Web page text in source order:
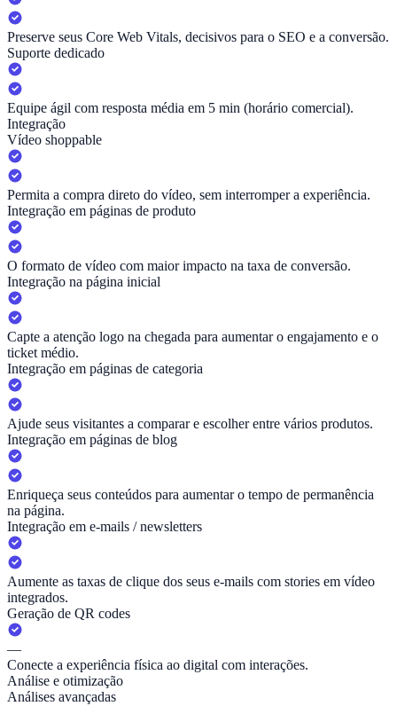
Preserve seus Core Web Vitals, decisivos para o SEO e a conversão.
Suporte dedicado
Equipe ágil com resposta média em 5 min (horário comercial).
Integração
Vídeo shoppable
Permita a compra direto do vídeo, sem interromper a experiência.
Integração em páginas de produto
O formato de vídeo com maior impacto na taxa de conversão.
Integração na página inicial
Capte a atenção logo na chegada para aumentar o engajamento e o
ticket médio.
Integração em páginas de categoria
Ajude seus visitantes a comparar e escolher entre vários produtos.
Integração em páginas de blog
Enriqueça seus conteúdos para aumentar o tempo de permanência
na página.
Integração em e-mails / newsletters
Aumente as taxas de clique dos seus e-mails com stories em vídeo
integrados.
Geração de QR codes
—
Conecte a experiência física ao digital com interações.
Análise e otimização
Análises avançadas